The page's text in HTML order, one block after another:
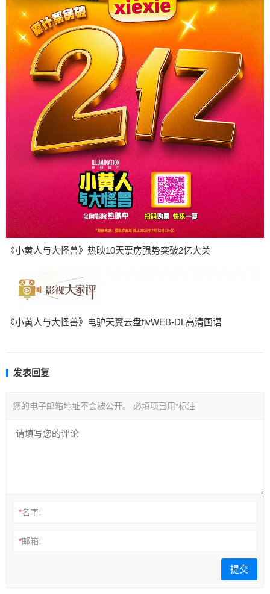
《小黄人与大怪兽》热映10天票房强势突破2亿大关
《小黄人与大怪兽》电驴天翼云盘flvWEB-DL高清国语
发表回复
您的电子邮箱地址不会被公开。 必填项已用*标注
*名字:
*邮箱: